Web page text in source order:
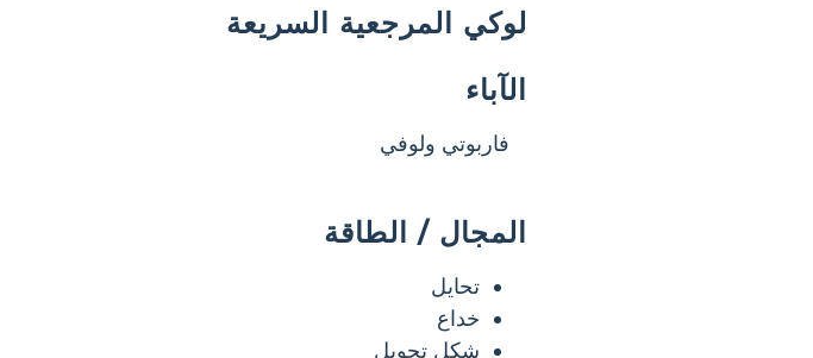
لوكي المرجعية السريعة
الآباء
فاربوتي ولوفي
المجال / الطاقة
تحايل
خداع
شكل تحويل